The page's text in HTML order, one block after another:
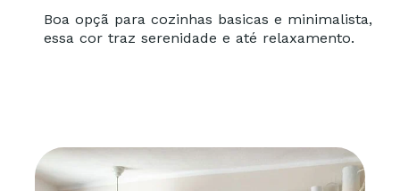
Boa opçã para cozinhas basicas e minimalista,
essa cor traz serenidade e até relaxamento.